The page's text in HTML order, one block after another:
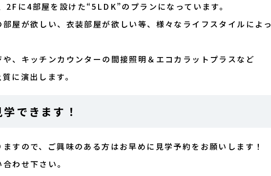
に4部屋を設けた“5LDK”のプランになっています。
屋が欲しい、衣装部屋が欲しい等、様々なライフスタイルによっ
、キッチンカウンターの間接照明＆エコカラットプラスなど
に演出します。
できます！
すので、ご興味のある方はお早めに見学予約をお願いします！
わせ下さい。